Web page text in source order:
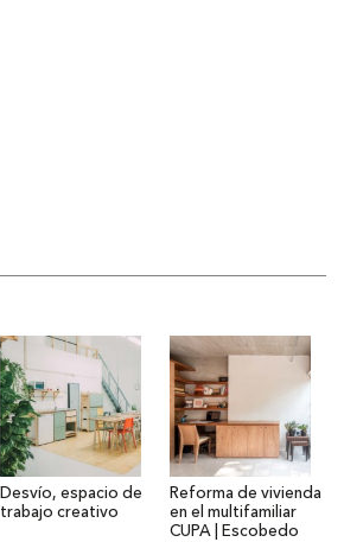
Desvío, espacio de
trabajo creativo
Reforma de vivienda
en el multifamiliar
CUPA | Escobedo